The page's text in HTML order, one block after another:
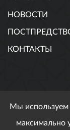
НОВОСТИ
КОНТАКТЫ
Мы используем
максимально